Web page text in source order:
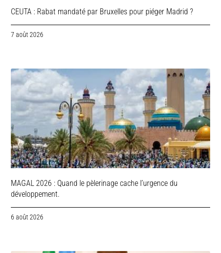
CEUTA : Rabat mandaté par Bruxelles pour piéger Madrid ?
7 août 2026
MAGAL 2026 : Quand le pèlerinage cache l’urgence du
développement.
6 août 2026